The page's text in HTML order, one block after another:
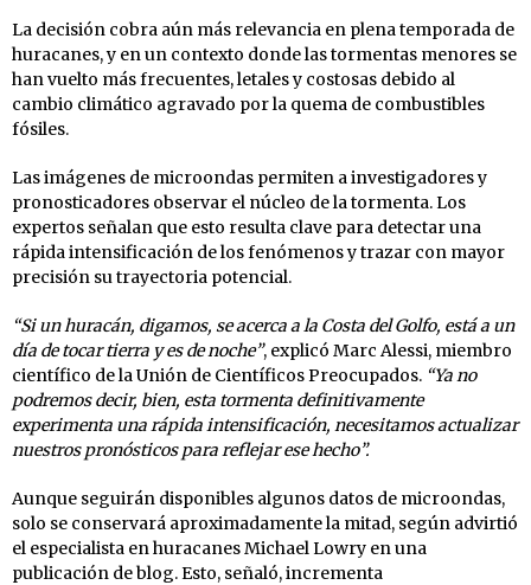
La decisión cobra aún más relevancia en plena temporada de
huracanes, y en un contexto donde las tormentas menores se
han vuelto más frecuentes, letales y costosas debido al
cambio climático agravado por la quema de combustibles
fósiles.
Las imágenes de microondas permiten a investigadores y
pronosticadores observar el núcleo de la tormenta. Los
expertos señalan que esto resulta clave para detectar una
rápida intensificación de los fenómenos y trazar con mayor
precisión su trayectoria potencial.
“Si un huracán, digamos, se acerca a la Costa del Golfo, está a un
día de tocar tierra y es de noche”, explicó Marc Alessi, miembro
científico de la Unión de Científicos Preocupados. “Ya no
podremos decir, bien, esta tormenta definitivamente
experimenta una rápida intensificación, necesitamos actualizar
nuestros pronósticos para reflejar ese hecho”.
Aunque seguirán disponibles algunos datos de microondas,
solo se conservará aproximadamente la mitad, según advirtió
el especialista en huracanes Michael Lowry en una
publicación de blog. Esto, señaló, incrementa